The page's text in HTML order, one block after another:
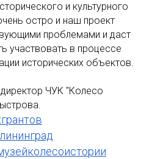
и культурного
остро и наш проект
проблемами и даст
в процессе
исторических объектов.
ЧУК "Колесо